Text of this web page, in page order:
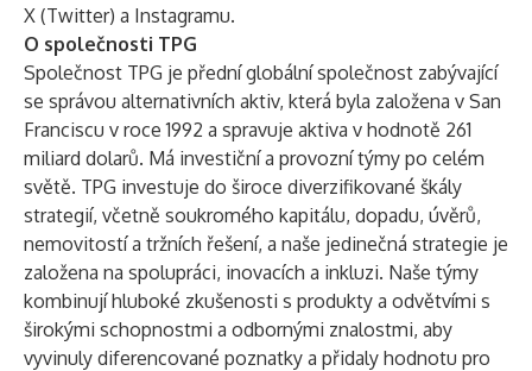
X (Twitter) a Instagramu.
O společnosti TPG
Společnost TPG je přední globální společnost zabývající
se správou alternativních aktiv, která byla založena v San
Franciscu v roce 1992 a spravuje aktiva v hodnotě 261
miliard dolarů. Má investiční a provozní týmy po celém
světě. TPG investuje do široce diverzifikované škály
strategií, včetně soukromého kapitálu, dopadu, úvěrů,
nemovitostí a tržních řešení, a naše jedinečná strategie je
založena na spolupráci, inovacích a inkluzi. Naše týmy
kombinují hluboké zkušenosti s produkty a odvětvími s
širokými schopnostmi a odbornými znalostmi, aby
vyvinuly diferencované poznatky a přidaly hodnotu pro